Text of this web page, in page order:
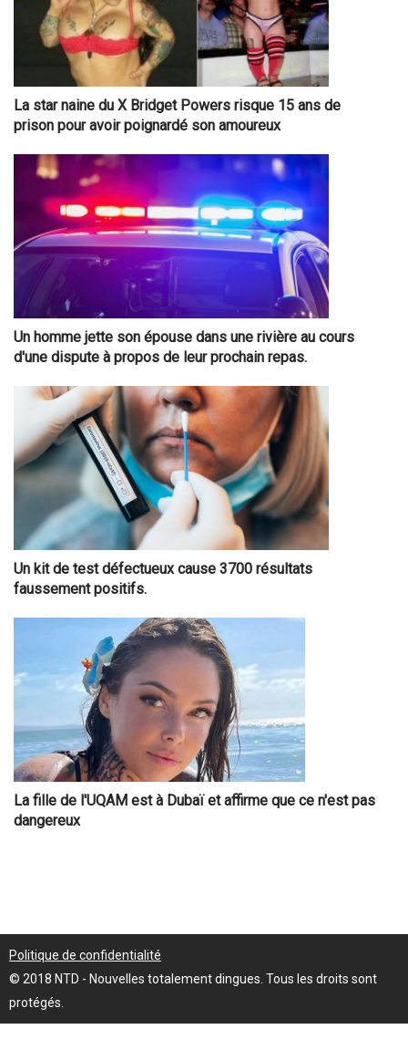
La star naine du X Bridget Powers risque 15 ans de
prison pour avoir poignardé son amoureux
Un homme jette son épouse dans une rivière au cours
d'une dispute à propos de leur prochain repas.
Un kit de test défectueux cause 3700 résultats
faussement positifs.
La fille de l'UQAM est à Dubaï et affirme que ce n'est pas
dangereux
Politique de confidentialité
© 2018 NTD - Nouvelles totalement dingues. Tous les droits sont
protégés.